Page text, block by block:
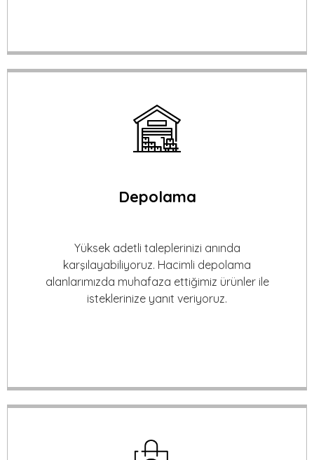
Depolama
Yüksek adetli taleplerinizi anında
karşılayabiliyoruz. Hacimli depolama
alanlarımızda muhafaza ettiğimiz ürünler ile
isteklerinize yanıt veriyoruz.